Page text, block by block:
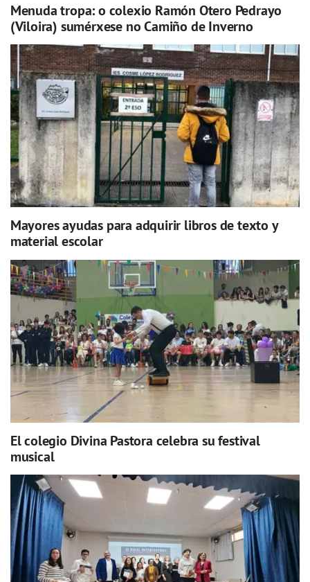
Menuda tropa: o colexio Ramón Otero Pedrayo
(Viloira) sumérxese no Camiño de Inverno
Mayores ayudas para adquirir libros de texto y
material escolar
El colegio Divina Pastora celebra su festival
musical